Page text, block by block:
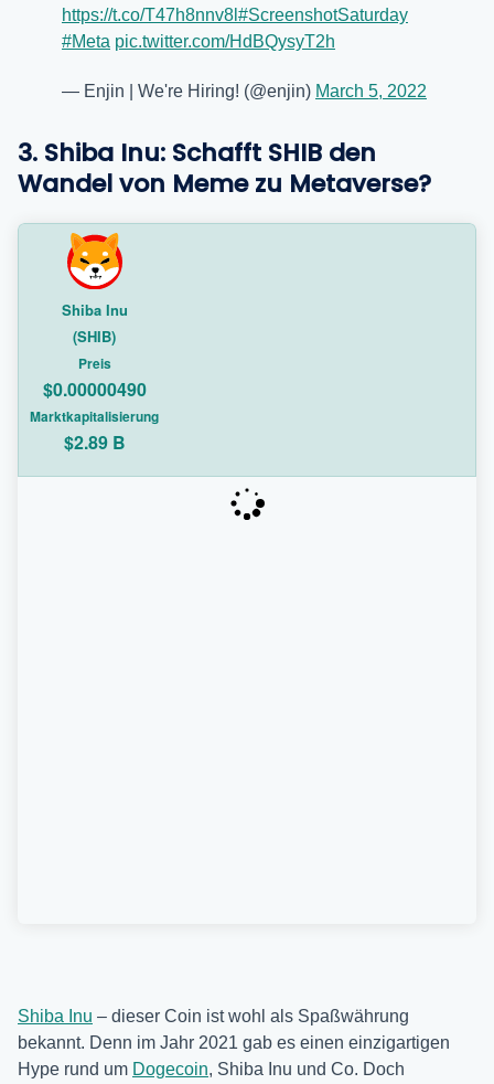
https://t.co/T47h8nnv8l #ScreenshotSaturday
#Meta pic.twitter.com/HdBQysyT2h
— Enjin | We're Hiring! (@enjin) March 5, 2022
3. Shiba Inu: Schafft SHIB den
Wandel von Meme zu Metaverse?
Shiba Inu
(SHIB)
Preis
$0.00000490
Marktkapitalisierung
$2.89 B
Shiba Inu – dieser Coin ist wohl als Spaßwährung
bekannt. Denn im Jahr 2021 gab es einen einzigartigen
Hype rund um Dogecoin, Shiba Inu und Co. Doch